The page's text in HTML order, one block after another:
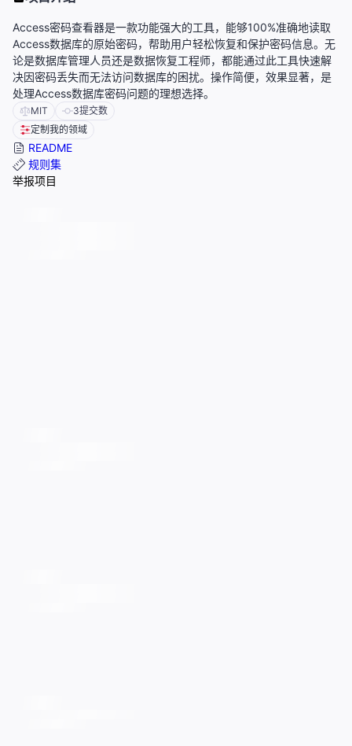
Access密码查看器是一款功能强大的工具，能够100%准确地读取
Access数据库的原始密码，帮助用户轻松恢复和保护密码信息。无
论是数据库管理人员还是数据恢复工程师，都能通过此工具快速解
决因密码丢失而无法访问数据库的困扰。操作简便，效果显著，是
处理Access数据库密码问题的理想选择。
MIT 3提交数
定制我的领域
README
规则集
举报项目